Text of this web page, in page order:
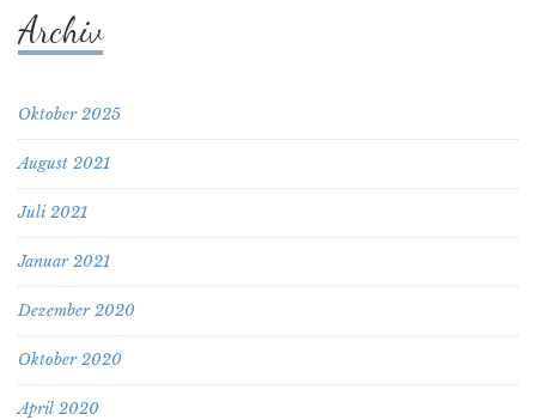
Archiv
Oktober 2025
August 2021
Juli 2021
Januar 2021
Dezember 2020
Oktober 2020
April 2020